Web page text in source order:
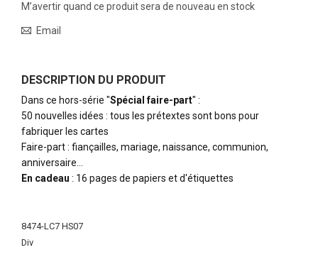
M’avertir quand ce produit sera de nouveau en stock
Email
DESCRIPTION DU PRODUIT
Dans ce hors-série "Spécial faire-part" :
50 nouvelles idées : tous les prétextes sont bons pour
fabriquer les cartes
Faire-part : fiançailles, mariage, naissance, communion,
anniversaire…
En cadeau : 16 pages de papiers et d'étiquettes
d'infos
8474-LC7 HS07
Div